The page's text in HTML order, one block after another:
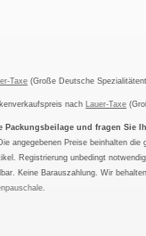
Taxe (Große Deutsche
nach Lauer-Taxe
Packungsbeilage und fragen Sie
angegebenen Preise beinhalten
Registrierung unbedingt
Keine Barauszahlung. Wir
.